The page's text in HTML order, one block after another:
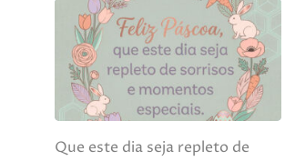
Que este dia seja repleto de